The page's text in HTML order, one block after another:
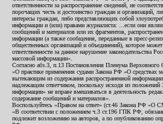
ответственности за распространение сведений, не
порочащих честь и достоинство граждан и организаций,
интересы граждан, либо представляющих собой
информации и (или) правами журналиста: ...если они
сообщений и материалов или их фрагментов,
информации (а также сообщения, переданные в пресс-
общественных организаций и объединений), которое
ответственности за данное нарушение законодательства
массовой информации».
Согласно абз.3, п.13 Постановления Пленума
«О практике применения судами Закона РФ «О средствах
вытекающим из содержания распространенной
надлежащим ответчиком, поскольку исходя из положений
информации» не вправе вмешиваться в деятельность
содержание сообщений и материалов».
Воспользуйтесь «Правом на ответ» (ст.46 Закона РФ «О
«В соответствии с положением ч.3 ст.196 ГПК РФ,
подлежит возложению на авторов, а по опубликованию